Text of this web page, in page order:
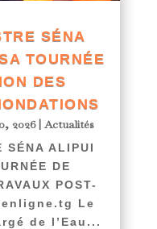
SÉNA
TOURNÉE
DES
2026|Actualités
SÉNA ALIPUI
DE
POST-
Le
de l’Eau...